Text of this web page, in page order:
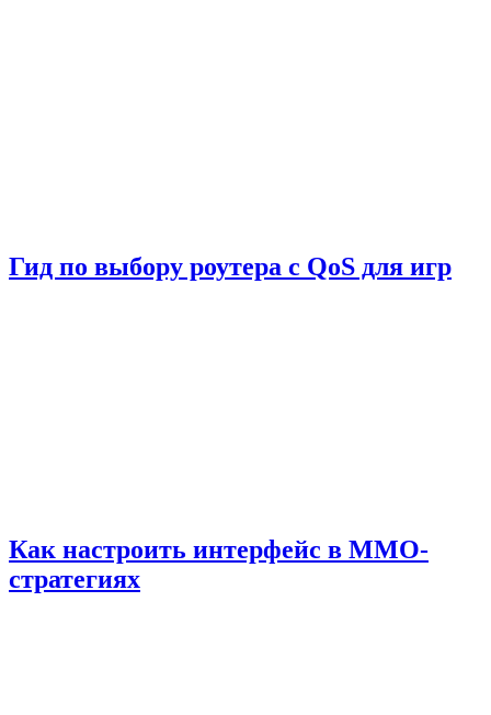
Гид по выбору роутера с QoS для игр
Как настроить интерфейс в MMO-
стратегиях